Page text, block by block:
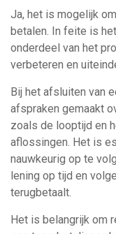
Ja, het is mogelijk
betalen. In feite is
onderdeel van het
verbeteren en
Bij het afsluiten van
afspraken gemaakt
zoals de looptijd en
aflossingen. Het is
nauwkeurig op te
lening op tijd en
terugbetaalt.
Het is belangrijk om